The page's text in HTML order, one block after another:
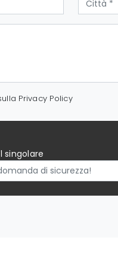
Privacy Policy
singolare